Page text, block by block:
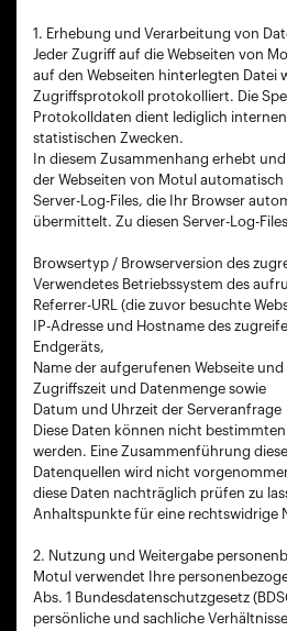
1. Erhebung und Verarbeitung von
Jeder Zugriff auf die Webseiten von
auf den Webseiten hinterlegten Datei
Zugriffsprotokoll protokolliert. Die
Protokolldaten dient lediglich
statistischen Zwecken.
In diesem Zusammenhang erhebt
der Webseiten von Motul
Server-Log-Files, die Ihr Browser
übermittelt. Zu diesen Server-Log-
Browsertyp / Browserversion des
Verwendetes Betriebssystem des
Referrer-URL (die zuvor besuchte
IP-Adresse und Hostname des
Endgeräts,
Name der aufgerufenen Webseite
Zugriffszeit und Datenmenge sowie
Datum und Uhrzeit der Serveranfrage
Diese Daten können nicht
werden. Eine Zusammenführung
Datenquellen wird nicht
diese Daten nachträglich prüfen zu
Anhaltspunkte für eine rechtswidrige
2. Nutzung und Weitergabe
Motul verwendet Ihre
Abs. 1 Bundesdatenschutzgesetz
persönliche und sachliche